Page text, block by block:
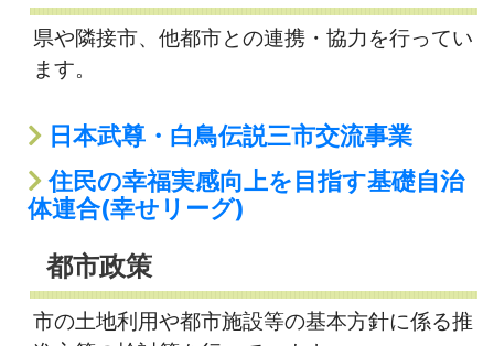
県や隣接市、他都市との連携・協力を行ってい
ます。
日本武尊・白鳥伝説三市交流事業
住民の幸福実感向上を目指す基礎自治
体連合(幸せリーグ)
都市政策
市の土地利用や都市施設等の基本方針に係る推